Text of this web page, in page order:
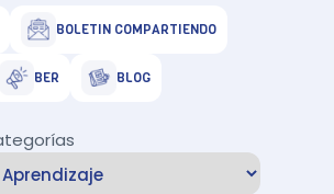
BOLETIN COMPARTIENDO
BER BLOG